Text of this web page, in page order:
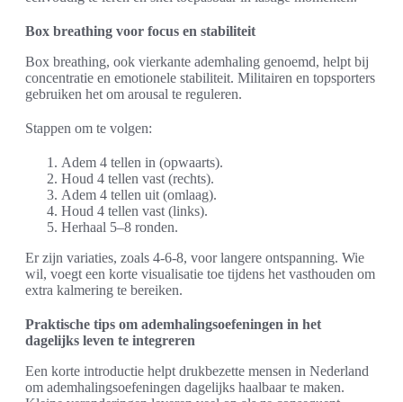
Box breathing voor focus en stabiliteit
Box breathing, ook vierkante ademhaling genoemd, helpt bij
concentratie en emotionele stabiliteit. Militairen en topsporters
gebruiken het om arousal te reguleren.
Stappen om te volgen:
Adem 4 tellen in (opwaarts).
Houd 4 tellen vast (rechts).
Adem 4 tellen uit (omlaag).
Houd 4 tellen vast (links).
Herhaal 5–8 ronden.
Er zijn variaties, zoals 4-6-8, voor langere ontspanning. Wie
wil, voegt een korte visualisatie toe tijdens het vasthouden om
extra kalmering te bereiken.
Praktische tips om ademhalingsoefeningen in het
dagelijks leven te integreren
Een korte introductie helpt drukbezette mensen in Nederland
om ademhalingsoefeningen dagelijks haalbaar te maken.